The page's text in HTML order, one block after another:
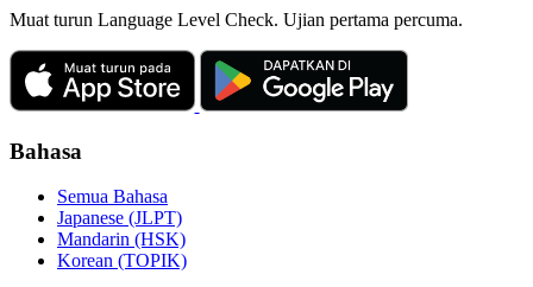
Muat turun Language Level Check. Ujian pertama percuma.
Bahasa
Semua Bahasa
Japanese (JLPT)
Mandarin (HSK)
Korean (TOPIK)